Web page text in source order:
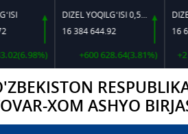
DIZEL YOQILG‘ISI 0,5-40
16 384 644.92
+600 628.64(3.81%)
16 680
+2 182
XOM ASHYO